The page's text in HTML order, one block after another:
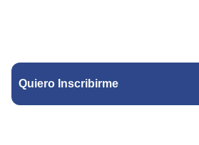
Quiero Inscribirme